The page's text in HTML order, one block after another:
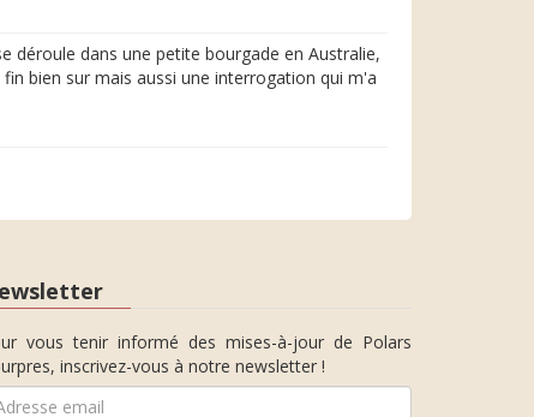
déroule dans une petite bourgade en Australie,
bien sur mais aussi une interrogation qui m'a
vous tenir informé des mises-à-jour de Polars
inscrivez-vous à notre newsletter !